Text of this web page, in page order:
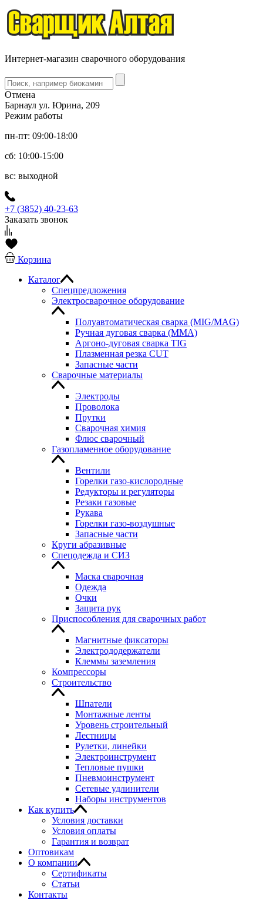
Интернет-магазин сварочного оборудования
Отмена
Барнаул ул. Юрина, 209
Режим работы
пн-пт: 09:00-18:00
сб: 10:00-15:00
вс: выходной
+7 (3852) 40-23-63
Заказать звонок
Корзина
Каталог
Спецпредложения
Электросварочное оборудование
Полуавтоматическая сварка (MIG/MAG)
Ручная дуговая сварка (MMA)
Аргоно-дуговая сварка TIG
Плазменная резка CUT
Запасные части
Сварочные материалы
Электроды
Проволока
Прутки
Сварочная химия
Флюс сварочный
Газопламенное оборудование
Вентили
Горелки газо-кислородные
Редукторы и регуляторы
Резаки газовые
Рукава
Горелки газо-воздушные
Запасные части
Круги абразивные
Спецодежда и СИЗ
Маска сварочная
Одежда
Очки
Защита рук
Приспособления для сварочных работ
Магнитные фиксаторы
Электрододержатели
Клеммы заземления
Компрессоры
Строительство
Шпатели
Монтажные ленты
Уровень строительный
Лестницы
Рулетки, линейки
Электроинструмент
Тепловые пушки
Пневмоинструмент
Сетевые удлинители
Наборы инструментов
Как купить
Условия доставки
Условия оплаты
Гарантия и возврат
Оптовикам
О компании
Сертификаты
Статьи
Контакты